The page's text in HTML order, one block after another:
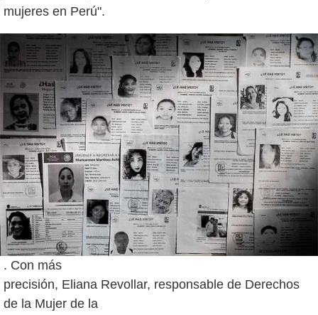
. Con más
precisión, Eliana Revollar, responsable de Derechos
de la Mujer de la